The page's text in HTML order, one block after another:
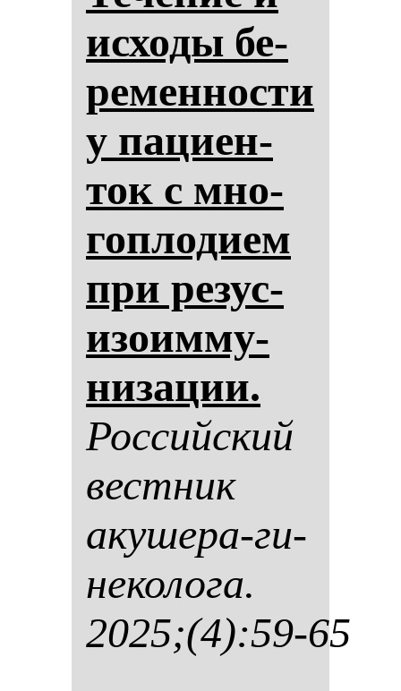
ис­хо­ды бе­
ре­мен­нос­ти
у па­ци­ен­
ток с мно­
гоп­ло­ди­ем
при ре­зус-
изо­им­му­
ни­за­ции.
Рос­сий­ский
вес­тник
аку­ше­ра-ги­
не­ко­ло­га.
2025;(4):59-65